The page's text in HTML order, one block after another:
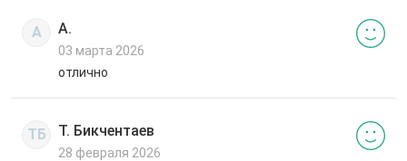
А А.
03 марта 2026
отлично
ТБ Т. Бикчентаев
28 февраля 2026